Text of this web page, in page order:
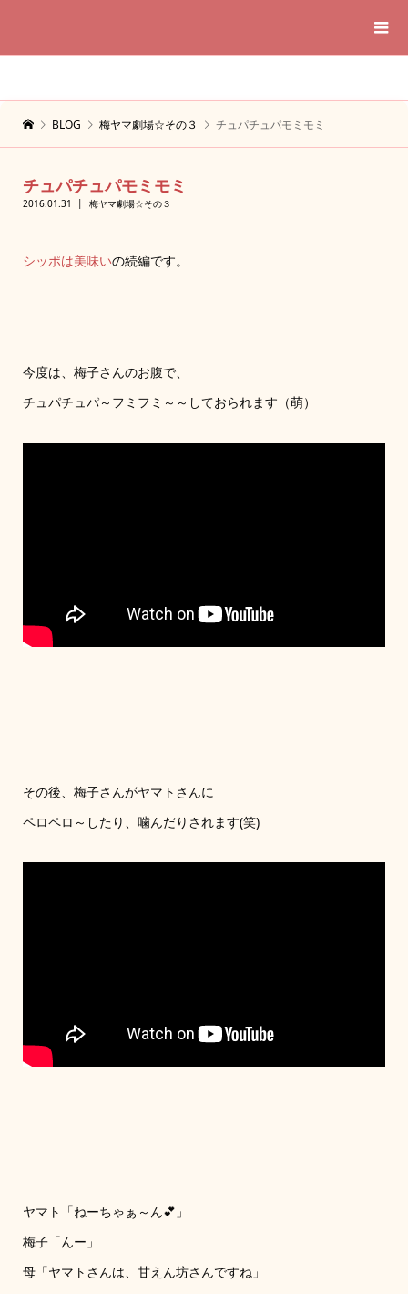
BLOG 梅ヤマ劇場☆その３ チュパチュパモミモミ
チュパチュパモミモミ
2016.01.31 梅ヤマ劇場☆その３
シッポは美味いの続編です。
今度は、梅子さんのお腹で、
チュパチュパ～フミフミ～～しておられます（萌）
その後、梅子さんがヤマトさんに
ペロペロ～したり、噛んだりされます(笑)
ヤマト「ねーちゃぁ～ん💕」
梅子「んー」
母「ヤマトさんは、甘えん坊さんですね」